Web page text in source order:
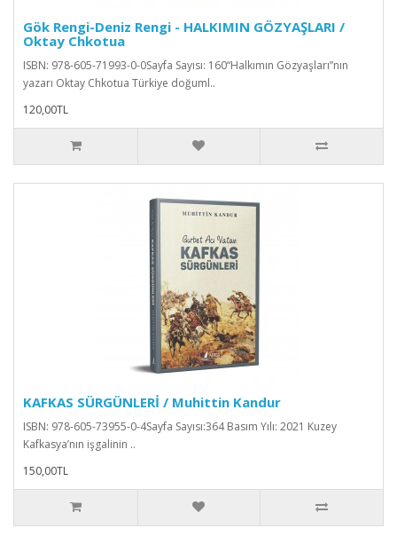
Gök Rengi-Deniz Rengi - HALKIMIN GÖZYAŞLARI /
Oktay Chkotua
ISBN: 978-605-71993-0-0Sayfa Sayısı: 160“Halkımın Gözyaşları”nın
yazarı Oktay Chkotua Türkiye doğuml..
120,00TL
KAFKAS SÜRGÜNLERİ / Muhittin Kandur
ISBN: 978-605-73955-0-4Sayfa Sayısı:364 Basım Yılı: 2021 Kuzey
Kafkasya’nın işgalinin ..
150,00TL